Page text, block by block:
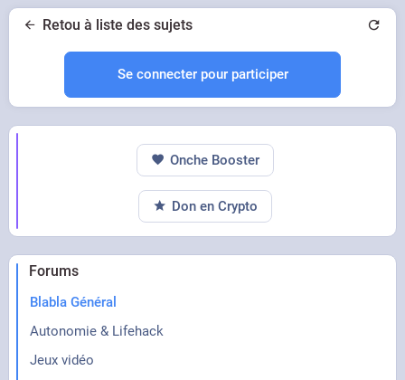
- T'as pas besoin de me répondre en parlant
fort
- Tu crois que je vais tolérer ça longtemps ? Tu
vas pas bien
gratuite que j'ai faite moi même durant mon
Retou à liste des sujets
Se connecter pour participer
Forums
Blabla Général
Autonomie & Lifehack
Jeux vidéo
Onche Booster
Don en Crypto